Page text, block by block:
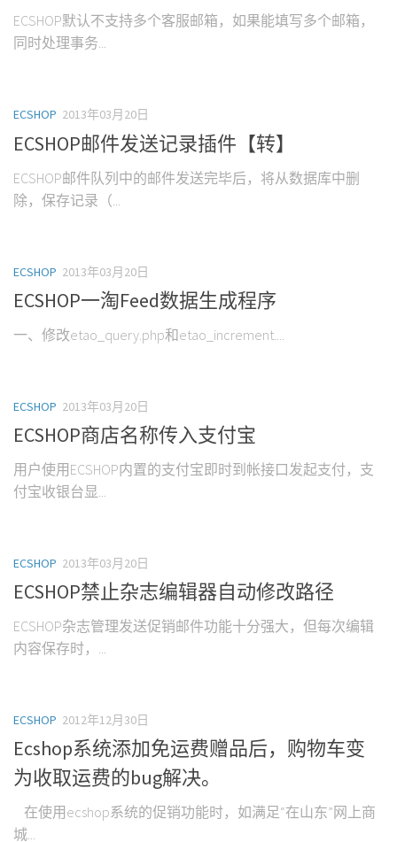
ECSHOP默认不支持多个客服邮箱，如果能填写多个邮箱，
同时处理事务...
ECSHOP 2013年03月20日
ECSHOP邮件发送记录插件【转】
ECSHOP邮件队列中的邮件发送完毕后，将从数据库中删
除，保存记录（...
ECSHOP 2013年03月20日
ECSHOP一淘Feed数据生成程序
一、修改etao_query.php和etao_increment....
ECSHOP 2013年03月20日
ECSHOP商店名称传入支付宝
用户使用ECSHOP内置的支付宝即时到帐接口发起支付，支
付宝收银台显...
ECSHOP 2013年03月20日
ECSHOP禁止杂志编辑器自动修改路径
ECSHOP杂志管理发送促销邮件功能十分强大，但每次编辑
内容保存时，...
ECSHOP 2012年12月30日
Ecshop系统添加免运费赠品后，购物车变
为收取运费的bug解决。
在使用ecshop系统的促销功能时，如满足“在山东”网上商
城...